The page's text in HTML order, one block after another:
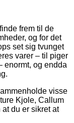
frem til de
og for det
set sig tvunget
varer – til piger
enormt, og endda
visse
Kjole, Callum
du er sikret at